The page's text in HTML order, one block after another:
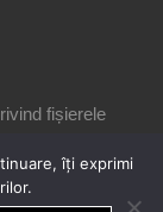
fișierele
îți exprimi